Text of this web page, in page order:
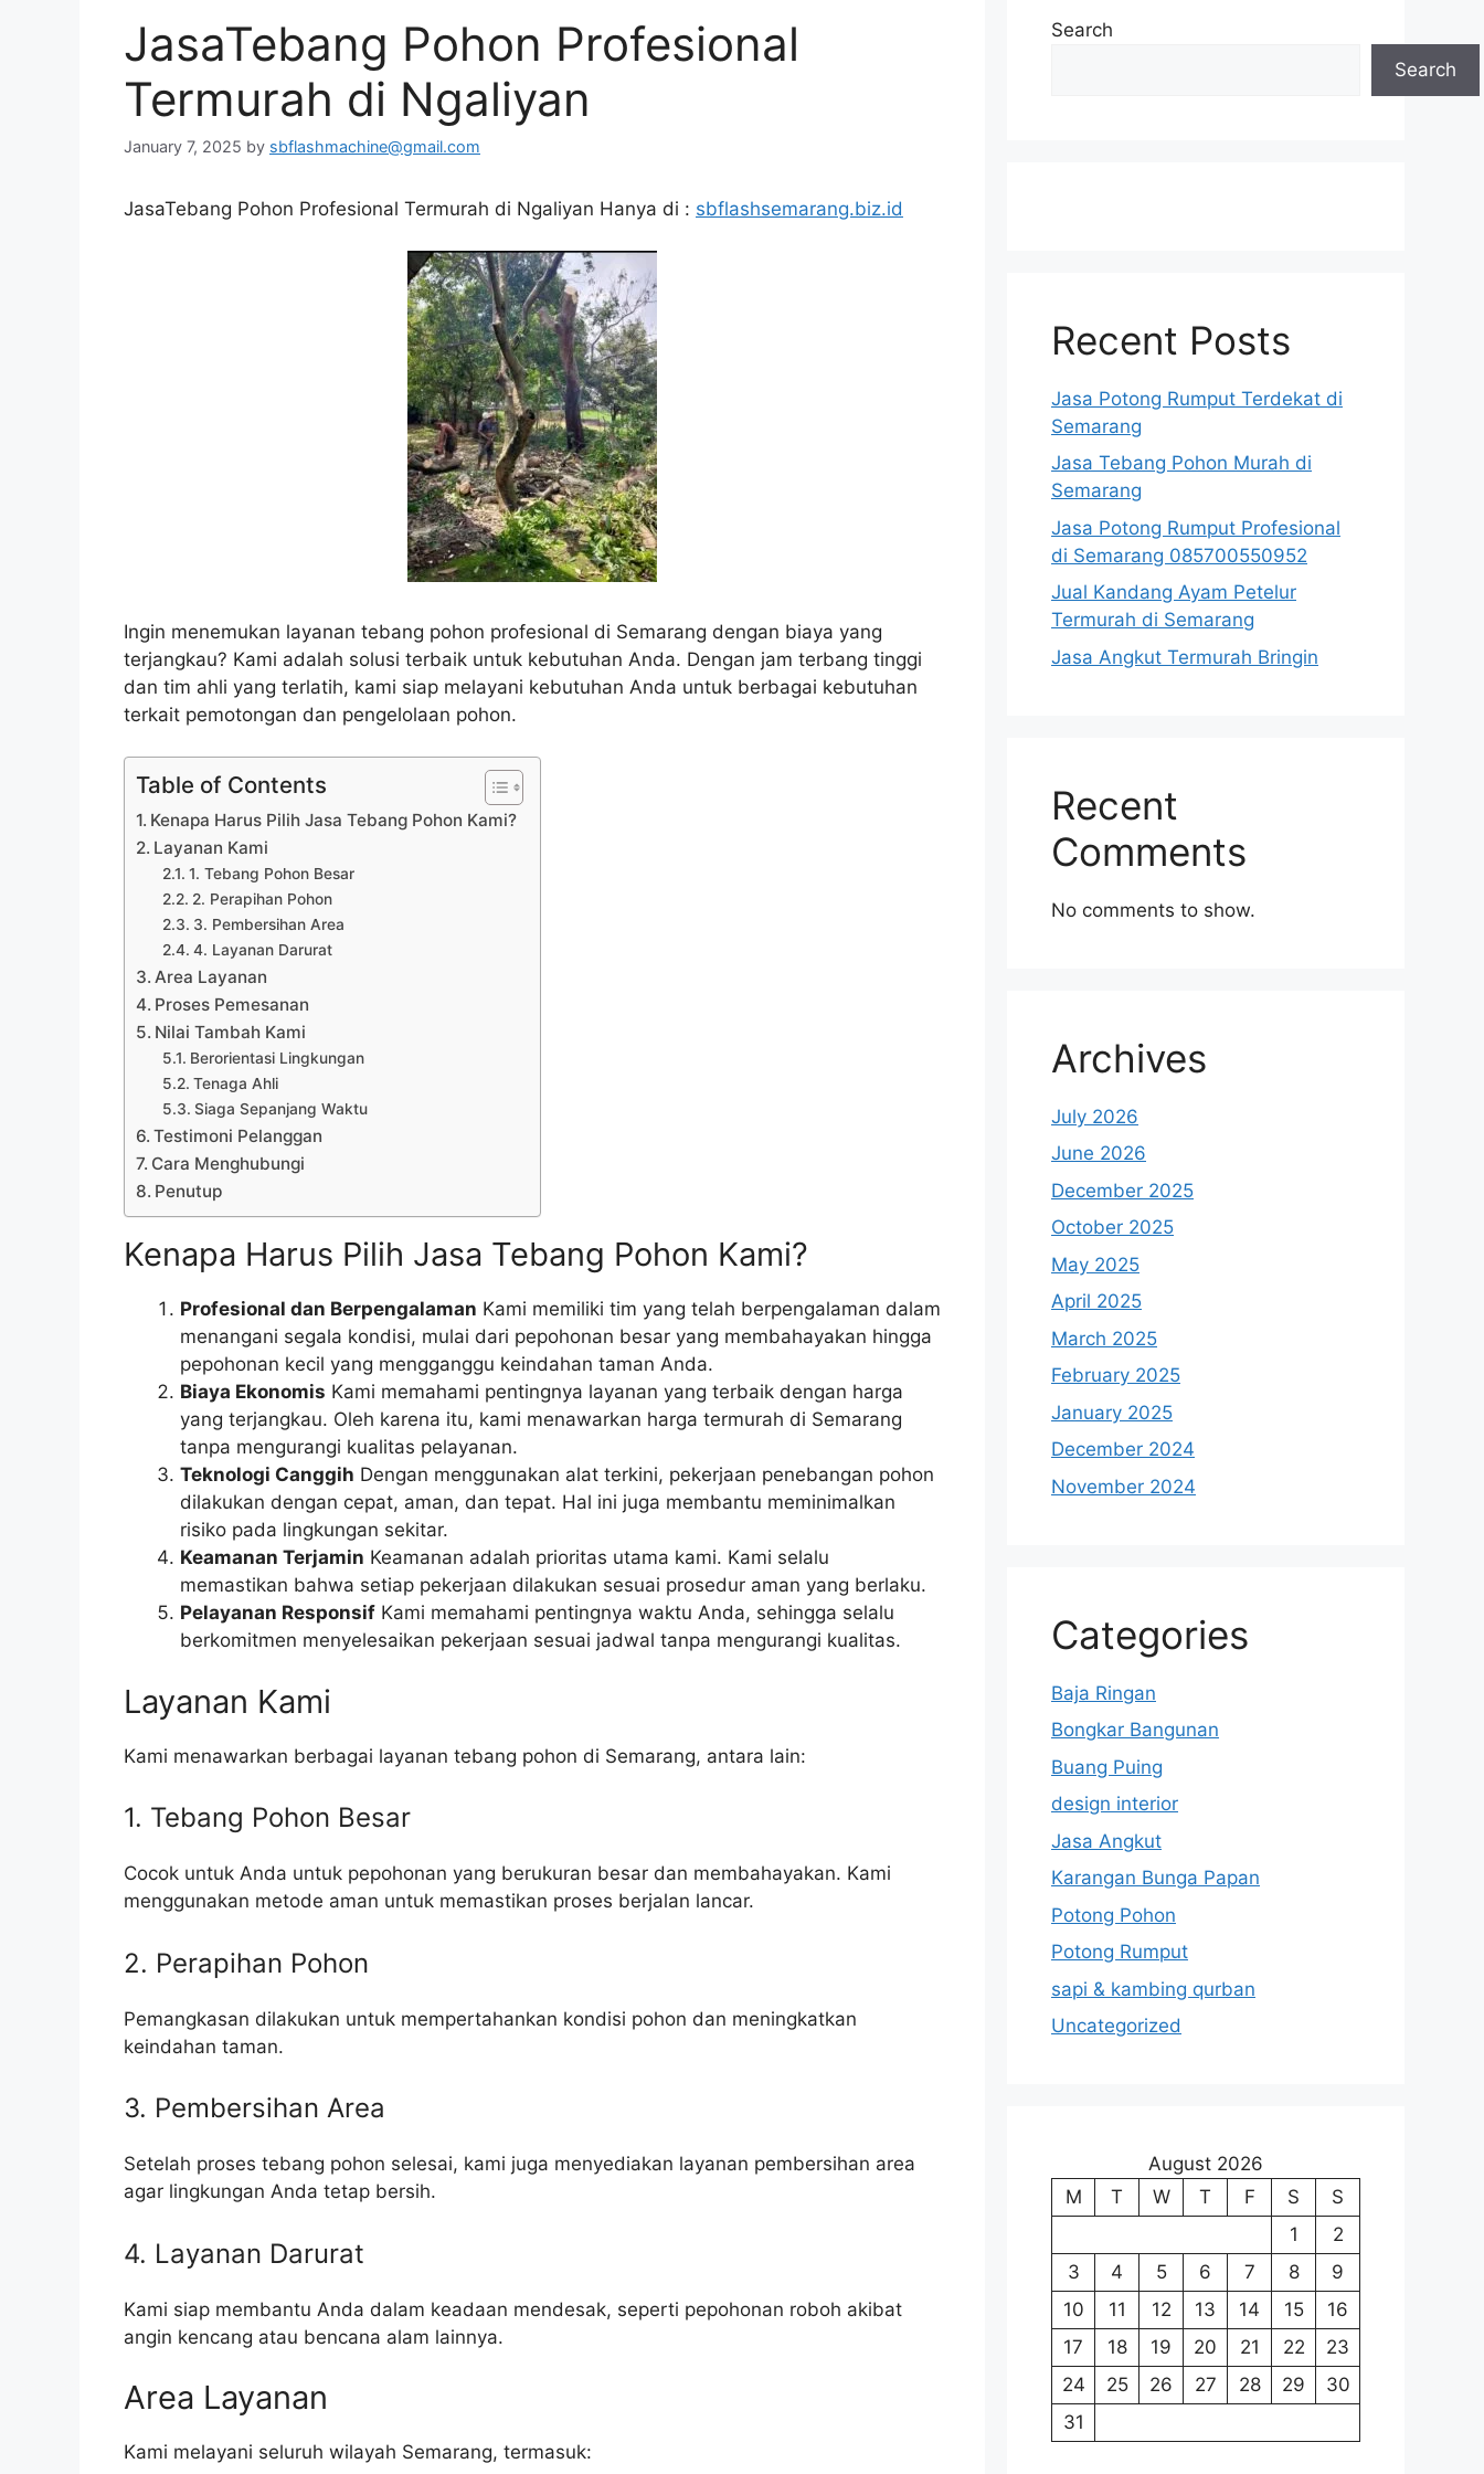
JasaTebang Pohon Profesional
Termurah di Ngaliyan
January 7, 2025 by sbflashmachine@gmail.com
JasaTebang Pohon Profesional Termurah di Ngaliyan Hanya di : sbflashsemarang.biz.id
Ingin menemukan layanan tebang pohon profesional di Semarang dengan biaya yang
terjangkau? Kami adalah solusi terbaik untuk kebutuhan Anda. Dengan jam terbang tinggi
dan tim ahli yang terlatih, kami siap melayani kebutuhan Anda untuk berbagai kebutuhan
terkait pemotongan dan pengelolaan pohon.
Table of Contents
Kenapa Harus Pilih Jasa Tebang Pohon Kami?
Layanan Kami
1. Tebang Pohon Besar
2. Perapihan Pohon
3. Pembersihan Area
4. Layanan Darurat
Area Layanan
Proses Pemesanan
Nilai Tambah Kami
Berorientasi Lingkungan
Tenaga Ahli
Siaga Sepanjang Waktu
Testimoni Pelanggan
Cara Menghubungi
Penutup
Kenapa Harus Pilih Jasa Tebang Pohon Kami?
Profesional dan Berpengalaman Kami memiliki tim yang telah berpengalaman dalam
menangani segala kondisi, mulai dari pepohonan besar yang membahayakan hingga
pepohonan kecil yang mengganggu keindahan taman Anda.
Biaya Ekonomis Kami memahami pentingnya layanan yang terbaik dengan harga
yang terjangkau. Oleh karena itu, kami menawarkan harga termurah di Semarang
tanpa mengurangi kualitas pelayanan.
Teknologi Canggih Dengan menggunakan alat terkini, pekerjaan penebangan pohon
dilakukan dengan cepat, aman, dan tepat. Hal ini juga membantu meminimalkan
risiko pada lingkungan sekitar.
Keamanan Terjamin Keamanan adalah prioritas utama kami. Kami selalu
memastikan bahwa setiap pekerjaan dilakukan sesuai prosedur aman yang berlaku.
Pelayanan Responsif Kami memahami pentingnya waktu Anda, sehingga selalu
berkomitmen menyelesaikan pekerjaan sesuai jadwal tanpa mengurangi kualitas.
Layanan Kami
Kami menawarkan berbagai layanan tebang pohon di Semarang, antara lain:
1. Tebang Pohon Besar
Cocok untuk Anda untuk pepohonan yang berukuran besar dan membahayakan. Kami
menggunakan metode aman untuk memastikan proses berjalan lancar.
2. Perapihan Pohon
Pemangkasan dilakukan untuk mempertahankan kondisi pohon dan meningkatkan
keindahan taman.
3. Pembersihan Area
Setelah proses tebang pohon selesai, kami juga menyediakan layanan pembersihan area
agar lingkungan Anda tetap bersih.
4. Layanan Darurat
Kami siap membantu Anda dalam keadaan mendesak, seperti pepohonan roboh akibat
angin kencang atau bencana alam lainnya.
Area Layanan
Kami melayani seluruh wilayah Semarang, termasuk:
Search
Search
Recent Posts
Jasa Potong Rumput Terdekat di
Semarang
Jasa Tebang Pohon Murah di
Semarang
Jasa Potong Rumput Profesional
di Semarang 085700550952
Jual Kandang Ayam Petelur
Termurah di Semarang
Jasa Angkut Termurah Bringin
Recent
Comments
No comments to show.
Archives
July 2026
June 2026
December 2025
October 2025
May 2025
April 2025
March 2025
February 2025
January 2025
December 2024
November 2024
Categories
Baja Ringan
Bongkar Bangunan
Buang Puing
design interior
Jasa Angkut
Karangan Bunga Papan
Potong Pohon
Potong Rumput
sapi & kambing qurban
Uncategorized
August 2026
M
T W T F S
S
1
2
3
4 5 6 7 8
9
10
11 12 13 14 15
16
17
18 19 20 21 22
23
24
25 26 27 28 29
30
31